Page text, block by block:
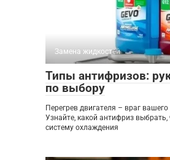
Замена жидкостей
Типы антифризов:
по выбору
Перегрев двигателя – враг
Узнайте, какой антифриз
систему охлаждения